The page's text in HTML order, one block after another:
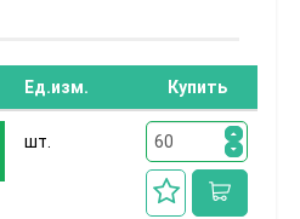
Ед.изм. Купить
шт.